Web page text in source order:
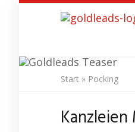
content
Start » Pocking